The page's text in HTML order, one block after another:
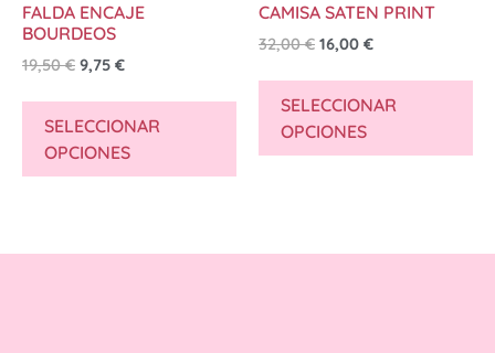
FALDA ENCAJE
BOURDEOS
19,50€ 9,75 €
SELECCIONAR
OPCIONES
CAMISA SATEN PRINT
32,00€ 16,00 €
SELECCIONAR
OPCIONES